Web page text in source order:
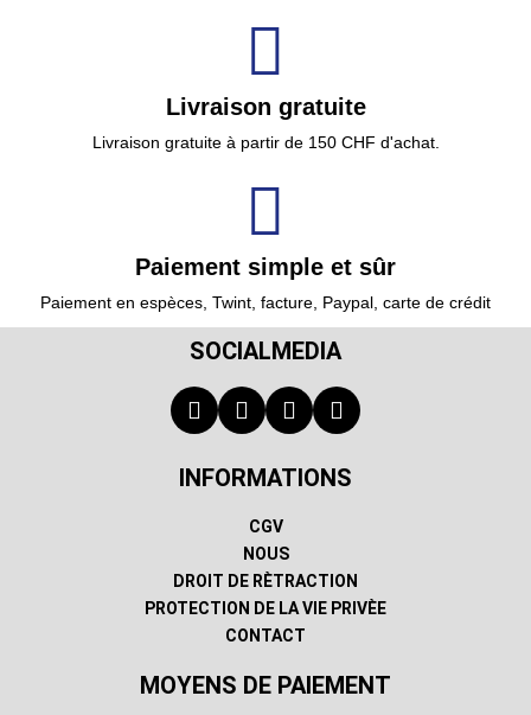
Livraison gratuite
Livraison gratuite à partir de 150 CHF d'achat.
Paiement simple et sûr
Paiement en espèces, Twint, facture, Paypal, carte de crédit
SOCIALMEDIA
INFORMATIONS
CGV
NOUS
DROIT DE RÈTRACTION
PROTECTION DE LA VIE PRIVÈE
CONTACT
MOYENS DE PAIEMENT